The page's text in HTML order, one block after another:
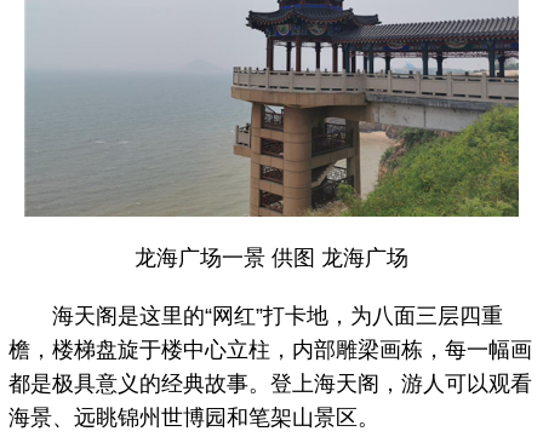
龙海广场一景 供图 龙海广场
海天阁是这里的“网红”打卡地，为八面三层四重
檐，楼梯盘旋于楼中心立柱，内部雕梁画栋，每一幅画
都是极具意义的经典故事。登上海天阁，游人可以观看
海景、远眺锦州世博园和笔架山景区。